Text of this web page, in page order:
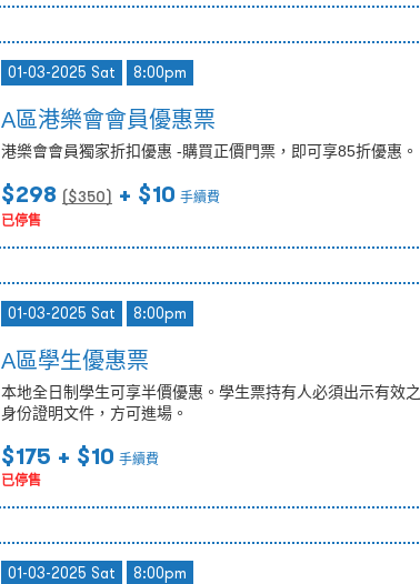
01-03-2025 Sat 8:00pm
A區港樂會會員優惠票
港樂會會員獨家折扣優惠 -購買正價門票，即可享85折優惠。
$298 ($350) + $10 手續費
已停售
01-03-2025 Sat 8:00pm
A區學生優惠票
本地全日制學生可享半價優惠。學生票持有人必須出示有效之
身份證明文件，方可進場。
$175 + $10 手續費
已停售
01-03-2025 Sat 8:00pm